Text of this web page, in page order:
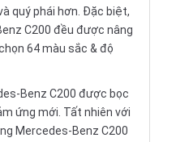
quý phái hơn. Đặc biệt,
C200 đều được nâng
64 màu sắc & độ
Benz C200 được bọc
ứng mới. Tất nhiên với
Mercedes-Benz C200